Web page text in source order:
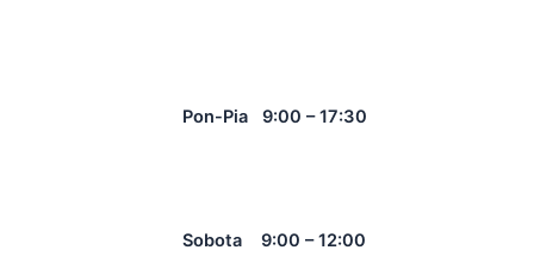
Pon-Pia 9:00 – 17:30
Sobota 9:00 – 12:00